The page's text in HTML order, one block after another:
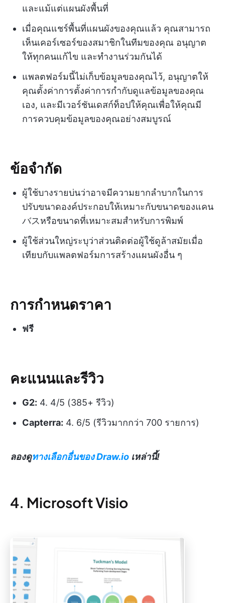
และแม้แต่แผนผังพื้นที่
เมื่อคุณแชร์พื้นที่แผนผังของคุณแล้ว คุณสามารถ
เห็นเคอร์เซอร์ของสมาชิกในทีมของคุณ อนุญาต
ให้ทุกคนแก้ไข และทำงานร่วมกันได้
แพลตฟอร์มนี้ไม่เก็บข้อมูลของคุณไว้, อนุญาตให้
คุณตั้งค่าการตั้งค่าการกำกับดูแลข้อมูลของคุณ
เอง, และมีเวอร์ชันเดสก์ท็อปให้คุณเพื่อให้คุณมี
การควบคุมข้อมูลของคุณอย่างสมบูรณ์
ข้อจำกัด
ผู้ใช้บางรายบ่นว่าอาจมีความยากลำบากในการ
ปรับขนาดองค์ประกอบให้เหมาะกับขนาดของแคน
バスหรือขนาดที่เหมาะสมสำหรับการพิมพ์
ผู้ใช้ส่วนใหญ่ระบุว่าส่วนติดต่อผู้ใช้ดูล้าสมัยเมื่อ
เทียบกับแพลตฟอร์มการสร้างแผนผังอื่น ๆ
การกำหนดราคา
ฟรี
คะแนนและรีวิว
G2: 4. 4/5 (385+ รีวิว)
Capterra: 4. 6/5 (รีวิวมากกว่า 700 รายการ)
ลองดูทางเลือกอื่นของ Draw.io เหล่านี้!
4. Microsoft Visio